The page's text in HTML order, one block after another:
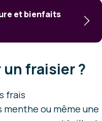
et bienfaits
fraisier ?
frais
ou même une